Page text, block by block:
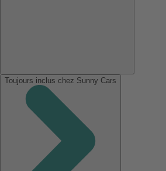
Toujours inclus chez Sunny Cars